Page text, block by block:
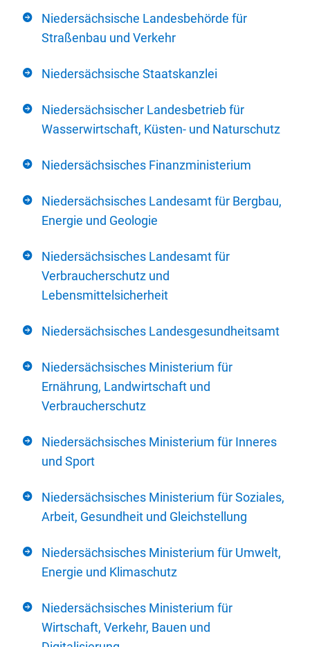
Niedersächsische Landesbehörde für
Straßenbau und Verkehr
Niedersächsische Staatskanzlei
Niedersächsischer Landesbetrieb für
Wasserwirtschaft, Küsten- und Naturschutz
Niedersächsisches Finanzministerium
Niedersächsisches Landesamt für Bergbau,
Energie und Geologie
Niedersächsisches Landesamt für
Verbraucherschutz und
Lebensmittelsicherheit
Niedersächsisches Landesgesundheitsamt
Niedersächsisches Ministerium für
Ernährung, Landwirtschaft und
Verbraucherschutz
Niedersächsisches Ministerium für Inneres
und Sport
Niedersächsisches Ministerium für Soziales,
Arbeit, Gesundheit und Gleichstellung
Niedersächsisches Ministerium für Umwelt,
Energie und Klimaschutz
Niedersächsisches Ministerium für
Wirtschaft, Verkehr, Bauen und